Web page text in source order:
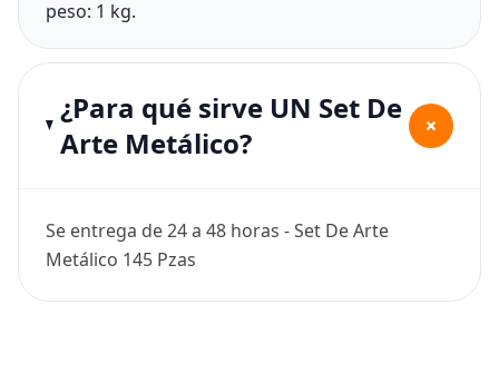
peso: 1 kg.
¿Para qué sirve UN Set De
Arte Metálico?
+
Se entrega de 24 a 48 horas - Set De Arte
Metálico 145 Pzas